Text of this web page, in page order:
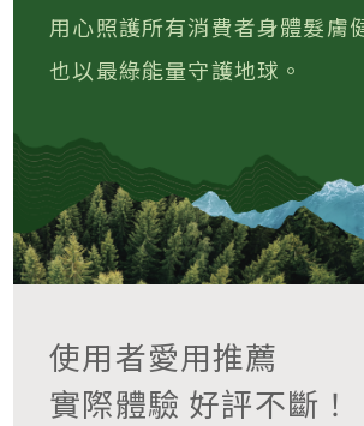
用心照護所有消費者身體髮膚
也以最綠能量守護地球。
使用者愛用推薦
實際體驗 好評不斷！